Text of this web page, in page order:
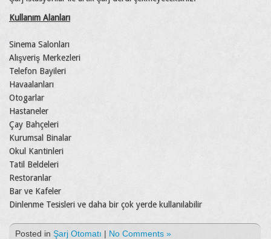
Kullanım Alanları
Sinema Salonları
Alışveriş Merkezleri
Telefon Bayileri
Havaalanları
Otogarlar
Hastaneler
Çay Bahçeleri
Kurumsal Binalar
Okul Kantinleri
Tatil Beldeleri
Restoranlar
Bar ve Kafeler
Dinlenme Tesisleri ve daha bir çok yerde kullanılabilir
Posted in Şarj Otomatı | No Comments »